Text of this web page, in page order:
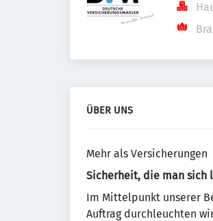
ÜBER UNS
Mehr als Versicherungen
Sicherheit, die man sich
Im Mittelpunkt unserer
Auftrag durchleuchten